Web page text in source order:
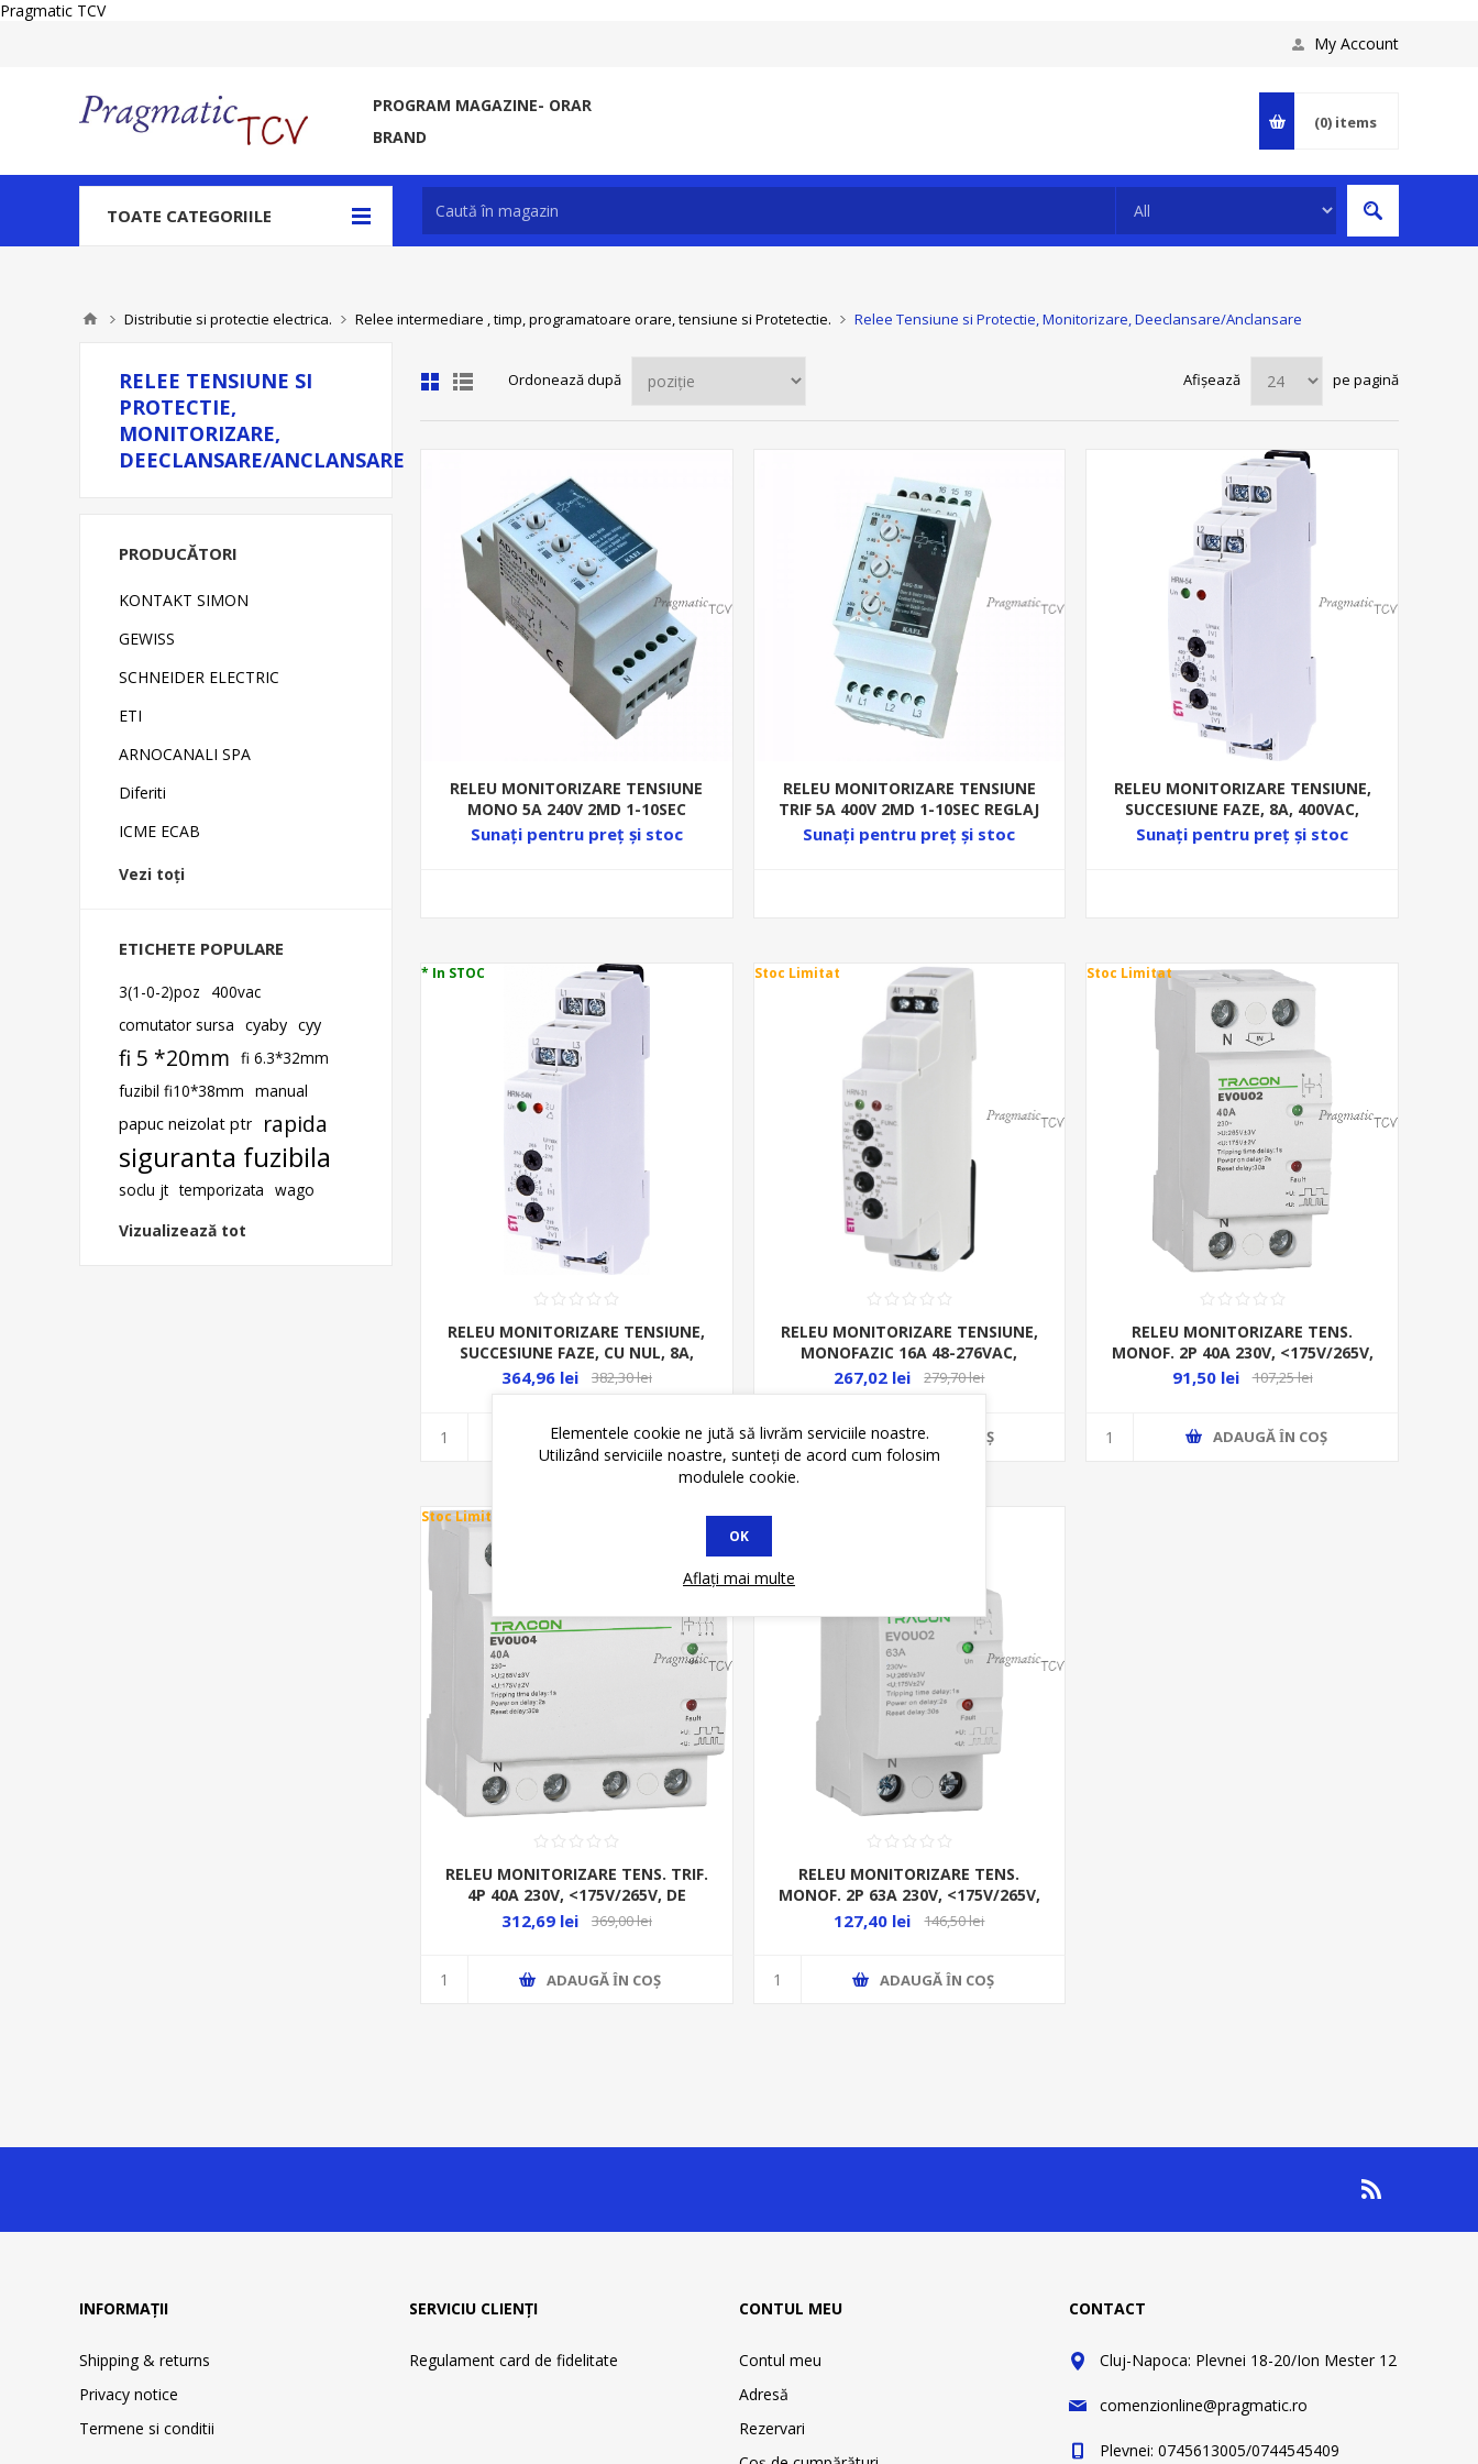
Pragmatic TCV
My Account
PROGRAM MAGAZINE- ORAR
BRAND
(0) items
TOATE CATEGORIILE
Distributie si protectie electrica. Relee intermediare , timp, programatoare orare, tensiune si Protetectie. Relee Tensiune si Protectie, Monitorizare, Deeclansare/Anclansare
Ordonează după Afișează pe pagină
RELEU MONITORIZARE TENSIUNE
MONO 5A 240V 2MD 1-10SEC
REGLAJ SUPRA/SUBTENSIUNE
Sunați pentru preț şi stoc
RELEU MONITORIZARE TENSIUNE
TRIF 5A 400V 2MD 1-10SEC REGLAJ
SUPRA/SUBTENSIUNE
Sunați pentru preț şi stoc
RELEU MONITORIZARE TENSIUNE,
SUCCESIUNE FAZE, 8A, 400VAC,
1ND+0NI HRN-54
Sunați pentru preț şi stoc
* In STOC
RELEU MONITORIZARE TENSIUNE,
SUCCESIUNE FAZE, CU NUL, 8A,
400/230VAC, 1ND+0NI, HRN-54N,
364,96 lei 382,30 lei
ADAUGĂ ȊN COŞ
Stoc Limitat
RELEU MONITORIZARE TENSIUNE,
MONOFAZIC 16A 48-276VAC,
1ND+0NI HRN-31
267,02 lei 279,70 lei
ADAUGĂ ȊN COŞ
Stoc Limitat
RELEU MONITORIZARE TENS.
MONOF. 2P 40A 230V, <175V/265V,
DE RECUPLARE LA CRESTEREA/
91,50 lei 107,25 lei
ADAUGĂ ȊN COŞ
Stoc Limitat
RELEU MONITORIZARE TENS. TRIF.
4P 40A 230V, <175V/265V, DE
RECUPLARE LA CRESTEREA/
312,69 lei 369,00 lei
ADAUGĂ ȊN COŞ
Stoc Limitat
RELEU MONITORIZARE TENS.
MONOF. 2P 63A 230V, <175V/265V,
RECUPLARE LA CRESTEREA/
127,40 lei 146,50 lei
ADAUGĂ ȊN COŞ
RELEE TENSIUNE SI
PROTECTIE,
MONITORIZARE,
DEECLANSARE/ANCLANSARE
PRODUCĂTORI
KONTAKT SIMON
GEWISS
SCHNEIDER ELECTRIC
ETI
ARNOCANALI SPA
Diferiti
ICME ECAB
Vezi toți
ETICHETE POPULARE
3(1-0-2)poz
400vac
comutator sursa cyaby cyy
fi 5 *20mm fi 6.3*32mm
fuzibil fi10*38mm manual
papuc neizolat ptr
rapida
siguranta fuzibila
soclu jt temporizata wago
Vizualizează tot
INFORMAȚII
Shipping & returns
Privacy notice
Termene si conditii
SERVICIU CLIENȚI
Regulament card de fidelitate
CONTUL MEU
Contul meu
Adresă
Rezervari
CONTACT
Cluj-Napoca: Plevnei 18-20/Ion Mester 12
comenzionline@pragmatic.ro
Plevnei: 0745613005/0744545409
Elementele cookie ne jută să livrăm serviciile noastre.
Utilizând serviciile noastre, sunteți de acord cum folosim
modulele cookie.
OK
Aflați mai multe